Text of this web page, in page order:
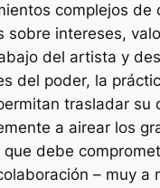
complejos
intereses,
del artista y
del poder, la
trasladar
a airear los
debe
– muy